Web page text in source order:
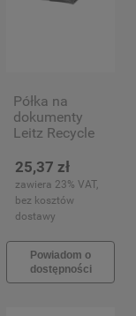
Półka na
dokumenty
Leitz Recycle
25,37 zł
zawiera 23% VAT,
bez kosztów
dostawy
Powiadom o
dostępności